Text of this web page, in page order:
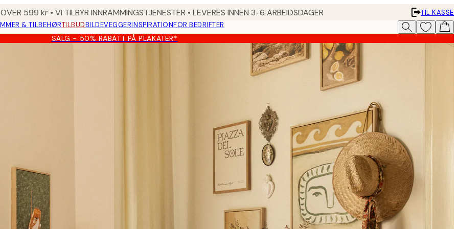
599 kr • VI TILBYR INNRAMMINGSTJENESTER • LEVERES INNEN 3-6 ARBEIDSDAGER
TIL KASSE
& TILBEHØRTILBUDBILDEVEGGERINSPIRATIONFOR BEDRIFTER
SALG - 50% RABATT PÅ PLAKATER*